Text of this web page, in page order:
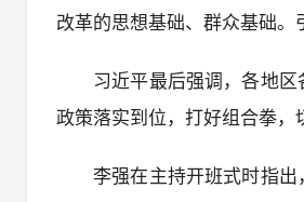
改革的思想基础、群众基础。
习近平最后强调，各地
政策落实到位，打好组合拳，
李强在主持开班式时指